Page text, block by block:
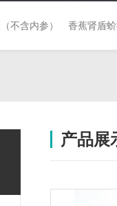
不含内参） 香蕉肾盾
产品展